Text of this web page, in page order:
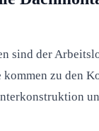
sind der
kommen zu den